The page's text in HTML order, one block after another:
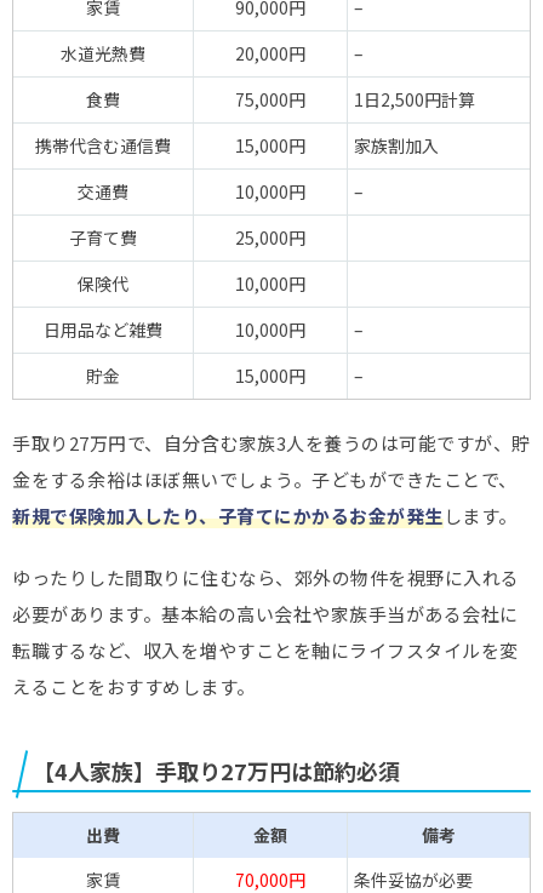
家賃
90,000円
–
水道光熱費
20,000円
–
食費
75,000円
1日2,500円計算
携帯代含む通信費
15,000円
家族割加入
交通費
10,000円
–
子育て費
25,000円
保険代
10,000円
日用品など雑費
10,000円
–
貯金
15,000円 –
手取り27万円で、自分含む家族3人を養うのは可能ですが、貯
金をする余裕はほぼ無いでしょう。子どもができたことで、
新規で保険加入したり、子育てにかかるお金が発生します。
ゆったりした間取りに住むなら、郊外の物件を視野に入れる
必要があります。基本給の高い会社や家族手当がある会社に
転職するなど、収入を増やすことを軸にライフスタイルを変
えることをおすすめします。
【4人家族】手取り27万円は節約必須
出費 金額
備考
家賃
70,000円
条件妥協が必要